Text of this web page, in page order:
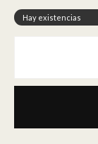
Hay existencias